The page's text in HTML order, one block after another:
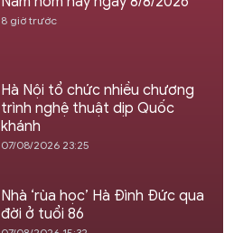
8 giờ trước
Hà Nội tổ chức nhiều chương
trình nghệ thuật dịp Quốc
khánh
07/08/2026 23:25
Nhà ‘rùa học’ Hà Đình Đức qua
đời ở tuổi 86